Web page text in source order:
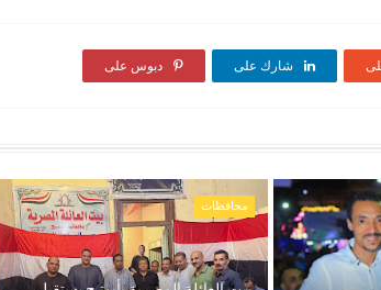
شارك على دبوس على
محافظات